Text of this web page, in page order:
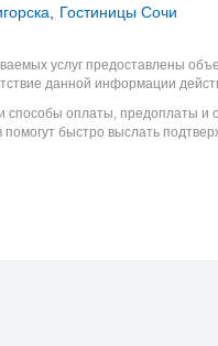
Гостиницы Сочи
услуг предоставлены
данной информации
способы оплаты, предоплаты и
помогут быстро выслать